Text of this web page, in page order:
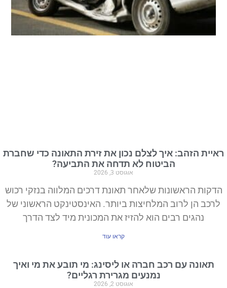
ראיית הזהב: איך לצלם נכון את זירת התאונה כדי שחברת
הביטוח לא תדחה את התביעה?
אוגוסט 3, 2026
הדקות הראשונות שלאחר תאונת דרכים המלווה בנזקי רכוש
לרכב הן לרוב המלחיצות ביותר. האינסטינקט הראשוני של
נהגים רבים הוא להזיז את המכונית מיד לצד הדרך
קראו עוד
תאונה עם רכב חברה או ליסינג: מי תובע את מי ואיך
נמנעים מגרירת רגליים?
אוגוסט 2, 2026